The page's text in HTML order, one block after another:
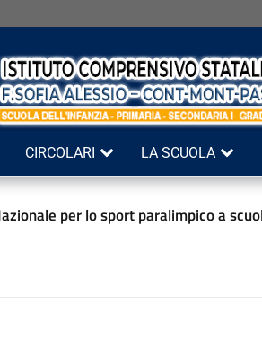
CIRCOLARI LA SCUOLA
per lo sport paralimpico a